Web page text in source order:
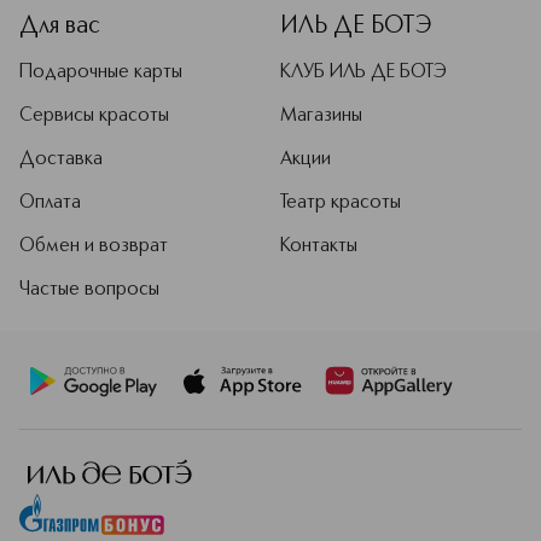
лицо будет преображаться, и вы
этими косметическими шедеврами!
моментами и переживаниями,
эмоциями и вдохновением с ZEESEA!
Для вас
Подарочные карты
Сервисы красоты
Доставка
Оплата
Обмен и возврат
Частые вопросы
ИЛЬ ДЕ БОТЭ
КЛУБ ИЛЬ ДЕ БОТЭ
Магазины
Акции
Театр красоты
Контакты